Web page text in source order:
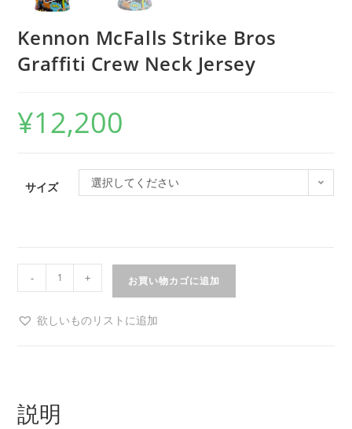
Kennon McFalls Strike Bros
Graffiti Crew Neck Jersey
¥12,200
サイズ 選択してください
- + お買い物カゴに追加
欲しいものリストに追加
説明